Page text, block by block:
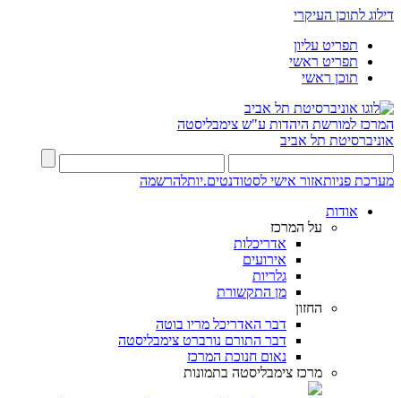
דילוג לתוכן העיקרי
תפריט עליון
תפריט ראשי
תוכן ראשי
המרכז למורשת היהדות ע"ש צימבליסטה
אוניברסיטת תל אביב
מערכת פניותאזור אישי לסטודנטים.יותלהרשמה
אודות
על המרכז
אדריכלות
אירועים
גלריות
מן התקשורת
החזון
דבר האדריכל מריו בוטה
דבר התורם נורברט צימבליסטה
נאום חנוכת המרכז
מרכז צימבליסטה בתמונות